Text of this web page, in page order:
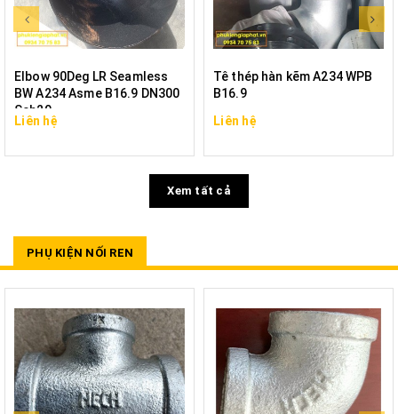
Elbow 90Deg LR Seamless
BW A234 Asme B16.9 DN300
Sch20
Liên hệ
Tê thép hàn kẽm A234 WPB
B16.9
Liên hệ
Xem tất cả
PHỤ KIỆN NỐI REN